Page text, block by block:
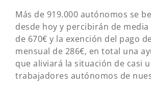
Más de 919.000 autónomos se
desde hoy y percibirán de
de 670€ y la exención del pago
mensual de 286€, en total una
que aliviará la situación de casi
trabajadores autónomos de